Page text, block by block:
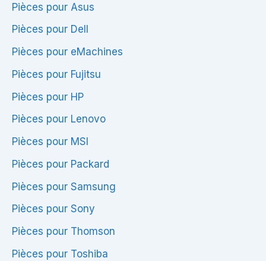
Pièces pour Asus
Pièces pour Dell
Pièces pour eMachines
Pièces pour Fujitsu
Pièces pour HP
Pièces pour Lenovo
Pièces pour MSI
Pièces pour Packard
Pièces pour Samsung
Pièces pour Sony
Pièces pour Thomson
Pièces pour Toshiba